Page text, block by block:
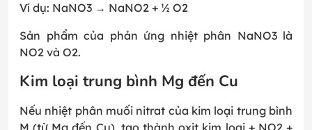
Ví dụ: NaNO3 → NaNO2 + ½ O2
Sản phẩm của phản ứng nhiệt phân NaNO3 là
NO2 và O2.
Kim loại trung bình Mg đến Cu
Nếu nhiệt phân muối nitrat của kim loại trung bình